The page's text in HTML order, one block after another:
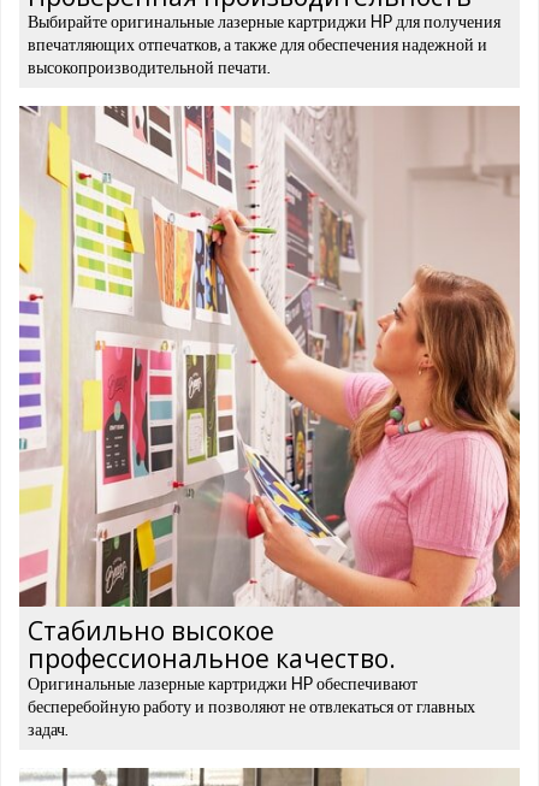
Выбирайте оригинальные лазерные картриджи HP для получения
впечатляющих отпечатков, а также для обеспечения надежной и
высокопроизводительной печати.
Стабильно высокое
профессиональное качество.
Оригинальные лазерные картриджи HP обеспечивают
бесперебойную работу и позволяют не отвлекаться от главных
задач.